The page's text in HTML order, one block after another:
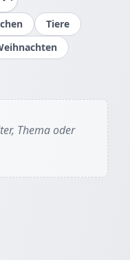
Tiere
Thema oder
Pfeile nutzen